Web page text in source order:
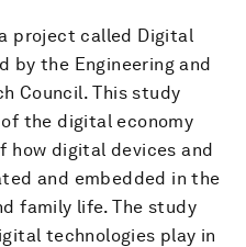
project called Digital
by the Engineering and
Council. This study
the digital economy
how digital devices and
and embedded in the
family life. The study
technologies play in